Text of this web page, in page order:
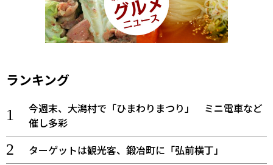
ランキング
今週末、大潟村で「ひまわりまつり」 ミニ電車など
催し多彩
ターゲットは観光客、鍛冶町に「弘前横丁」